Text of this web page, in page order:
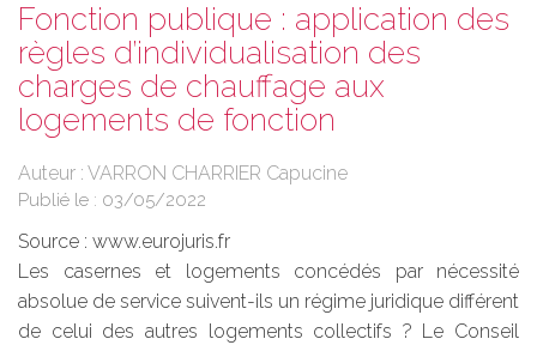
Fonction publique : application des
règles d’individualisation des
charges de chauffage aux
logements de fonction
Auteur : VARRON CHARRIER Capucine
Publié le : 03/05/2022
Source : www.eurojuris.fr
Les casernes et logements concédés par nécessité
absolue de service suivent-ils un régime juridique différent
de celui des autres logements collectifs ? Le Conseil